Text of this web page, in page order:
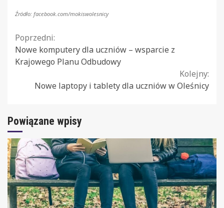
Źródło: facebook.com/mokiswolesnicy
Continue
Reading
Poprzedni:
Nowe komputery dla uczniów – wsparcie z
Krajowego Planu Odbudowy
Kolejny:
Nowe laptopy i tablety dla uczniów w Oleśnicy
Powiązane wpisy